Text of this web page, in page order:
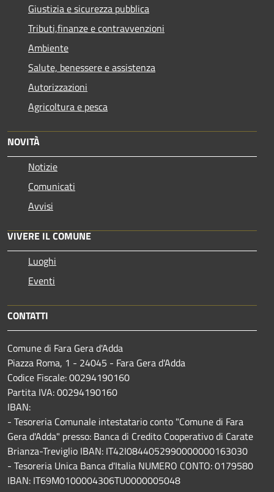
Giustizia e sicurezza pubblica
Tributi,finanze e contravvenzioni
Ambiente
Salute, benessere e assistenza
Autorizzazioni
Agricoltura e pesca
NOVITÀ
Notizie
Comunicati
Avvisi
VIVERE IL COMUNE
Luoghi
Eventi
CONTATTI
Comune di Fara Gera d'Adda
Piazza Roma, 1 - 24045 - Fara Gera d'Adda
Codice Fiscale: 00294190160
Partita IVA: 00294190160
IBAN:
- Tesoreria Comunale intestatario conto "Comune di Fara
Gera d'Adda" presso: Banca di Credito Cooperativo di Carate
Brianza-Treviglio IBAN: IT42I0844052990000000163030
- Tesoreria Unica Banca d'Italia NUMERO CONTO: 0179580
IBAN: IT69M0100004306TU0000005048